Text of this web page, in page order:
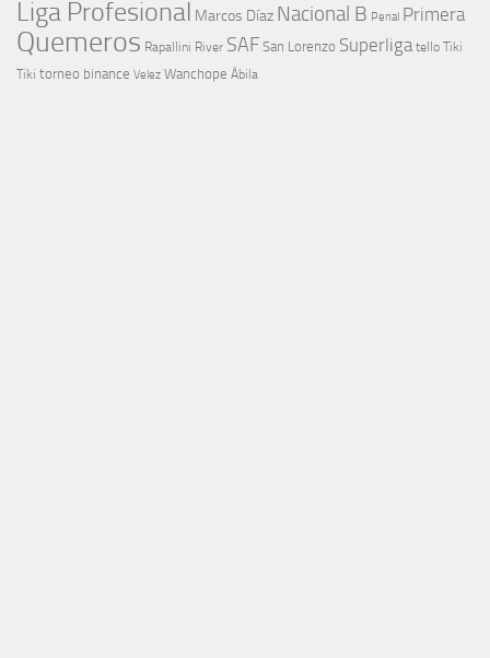
Liga Profesional Marcos Díaz Nacional B Penal Primera
Quemeros Rapallini River SAF San Lorenzo Superliga tello Tiki
Tiki torneo binance Velez Wanchope Ábila